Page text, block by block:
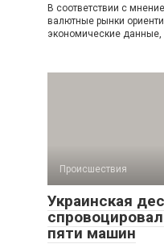
В соответствии с
валютные рынки
экономические данные,
Происшествия
Украинская
пяти машин